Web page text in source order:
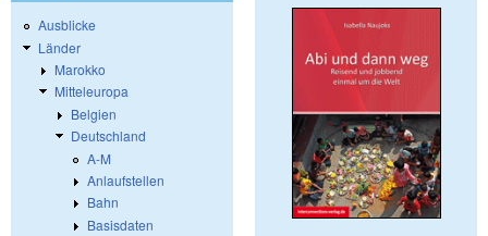
Ausblicke
Länder
Marokko
Mitteleuropa
Belgien
Deutschland
A-M
Anlaufstellen
Bahn
Basisdaten